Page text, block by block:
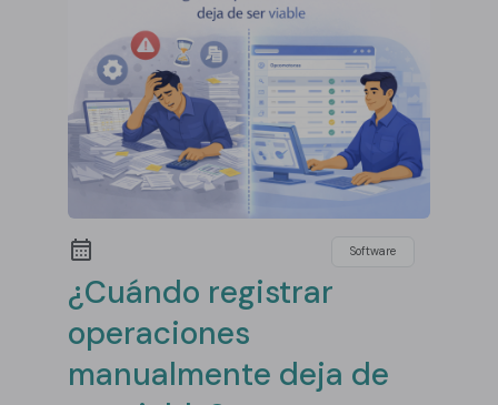
Software
¿Cuándo registrar
operaciones
manualmente deja de